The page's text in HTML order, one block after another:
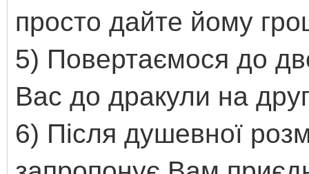
просто дайте йому
5) Повертаємося до
Вас до дракули на
6) Після душевної